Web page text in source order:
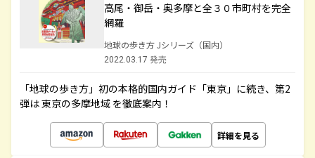
高尾・御岳・奥多摩と全３０市町村を完全
網羅
地球の歩き方 Jシリーズ（国内）
2022.03.17 発売
「地球の歩き方」初の本格的国内ガイド「東京」に続き、第2
弾は 東京の多摩地域 を徹底案内！
詳細を見る